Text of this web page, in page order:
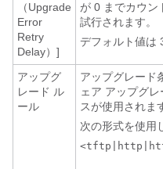
（Upgrade
Error
Retry
Delay）]
が 0 までカウン
試行されます。
デフォルト値は
アップグ
レード ル
ール
アップグレード
ェア アップグ
スが使用されま
次の形式を使用